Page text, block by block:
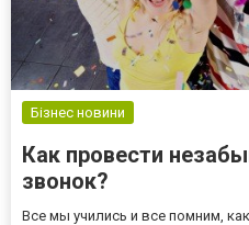
Бізнес новини
Как провести
звонок?
Все мы учились и все помним,